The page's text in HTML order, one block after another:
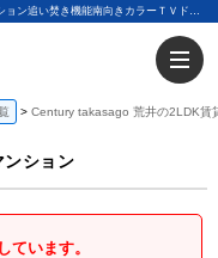
Century takasago 荒井の2LDK賃貸マンション！荒井校区マンション追い焚き機能南向きカラーＴＶドアホン｜相生不動産株式会社
Century takasago 荒井の2LDK賃
ション
ています。